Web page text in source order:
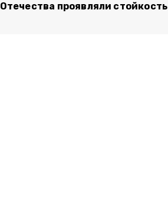
Отечества проявляли стойкость